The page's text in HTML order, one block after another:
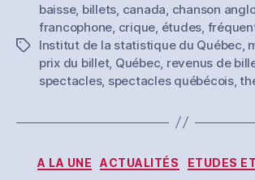
;
Étiquettes
baisse, billets canada chanson
francophone crique études
Institut de la statistique du Québec
prix du billet, Québec revenus de
spectacles, spectacles québécois,
Catégories
A LA UNE ACTUALITÉS ETUDES